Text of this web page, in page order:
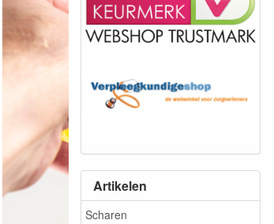
Artikelen
Scharen